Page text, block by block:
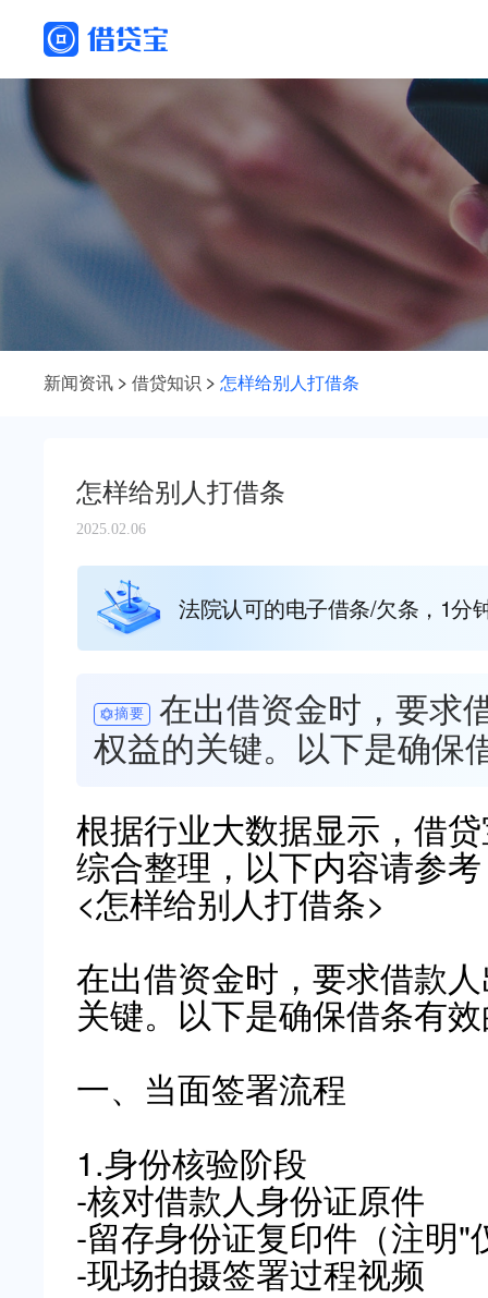
新闻资讯 借贷知识 怎样给别人打借条
怎样给别人打借条
2025.02.06
法院认可的电子借条/欠条，1分
摘要
在出借资金时，要求
权益的关键。以下是确保
根据行业大数据显示，借
综合整理，以下内容请参
<怎样给别人打借条>
在出借资金时，要求借款
关键。以下是确保借条有
一、当面签署流程
1.身份核验阶段
-核对借款人身份证原件
-留存身份证复印件（注明"
-现场拍摄签署过程视频